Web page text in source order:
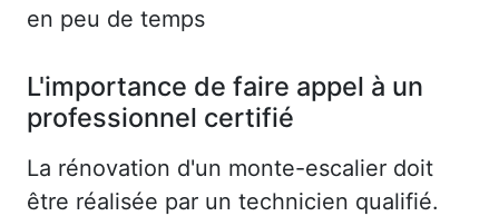
en peu de temps
L'importance de faire appel à un
professionnel certifié
La rénovation d'un monte-escalier doit
être réalisée par un technicien qualifié.